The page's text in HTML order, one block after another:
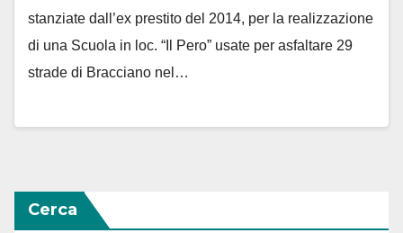
stanziate dall’ex prestito del 2014, per la realizzazione
di una Scuola in loc. “Il Pero” usate per asfaltare 29
strade di Bracciano nel…
Cerca